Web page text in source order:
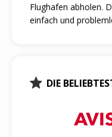
Flughafen abholen.
einfach und
DIE